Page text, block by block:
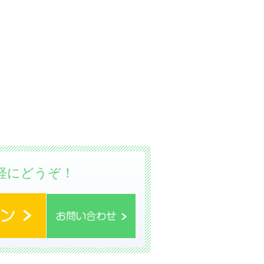
どうぞ！